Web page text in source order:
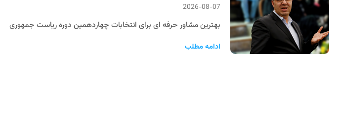
2026-08-07
بهترین مشاور حرفه ای برای انتخابات چهاردهمین دوره ریاست جمهوری
ادامه مطلب